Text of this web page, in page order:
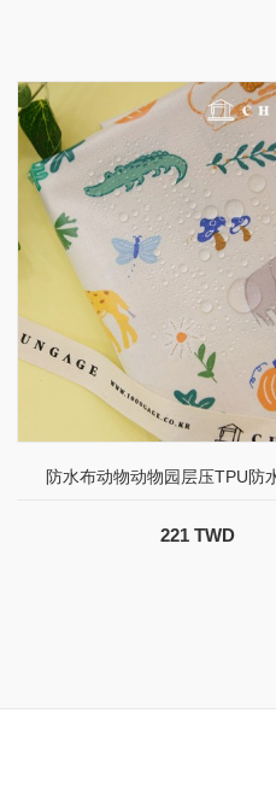
防水布动物动物园层压TPU防
221 TWD